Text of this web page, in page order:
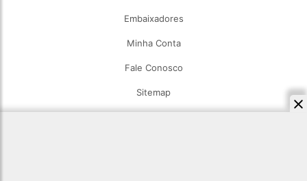
Embaixadores
Minha Conta
Fale Conosco
Sitemap